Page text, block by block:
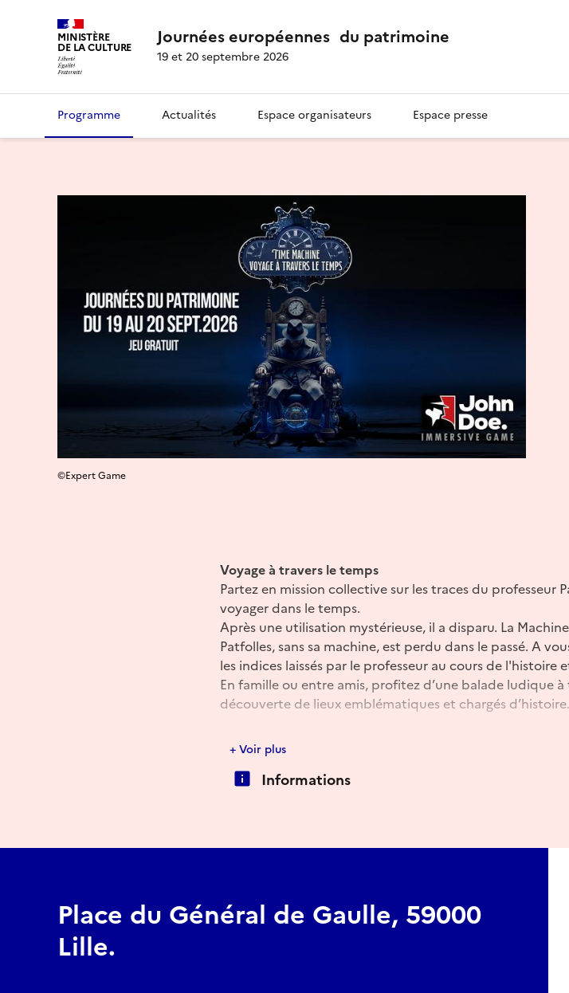
MINISTÈRE
DE LA CULTURE Journées européennes du patrimoine
19 et 20 septembre 2026
Programme Actualités Espace organisateurs Espace presse
©Expert Game
Voyage à travers le temps
Partez en mission collective sur les traces du professeur
voyager dans le temps.
Après une utilisation mystérieuse, il a disparu. La
Patfolles, sans sa machine, est perdu dans le passé. A
les indices laissés par le professeur au cours de l'histoire
En famille ou entre amis, profitez d’une balade ludique
découverte de lieux emblématiques et chargés d’histoire.
Temps de jeu : 1h à 1h30.
Jouable en famille dès 6 ans.
+ Voir plus
Informations
Place du Général de Gaulle, 59000
Lille.